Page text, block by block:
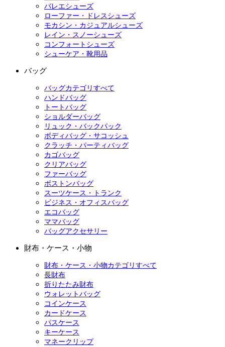
バレエシューズ
ローファー・ドレスシューズ
モカシン・カジュアルシューズ
レイン・スノーシューズ
コンフォートシューズ
シューケア・靴用品
バッグ
バッグカテゴリすべて
ハンドバッグ
トートバッグ
ショルダーバッグ
リュック・バックパック
ボディバッグ・サコッシュ
クラッチ・パーティバッグ
カゴバッグ
クリアバッグ
ファーバッグ
ボストンバッグ
スーツケース・トランク
ビジネス・オフィスバッグ
エコバッグ
ママバッグ
バッグアクセサリー
財布・ケース・小物
財布・ケース・小物カテゴリすべて
長財布
折りたたみ財布
ウォレットバッグ
コインケース
カードケース
パスケース
キーケース
マネークリップ